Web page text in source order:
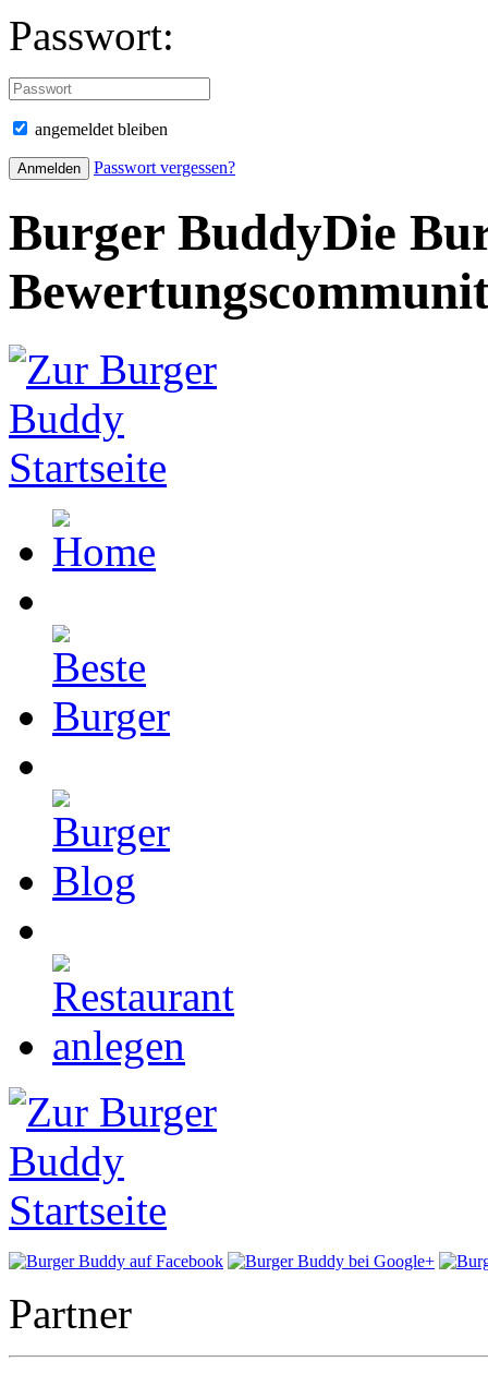
Passwort:
angemeldet bleiben
Passwort vergessen?
Burger BuddyDie
Partner